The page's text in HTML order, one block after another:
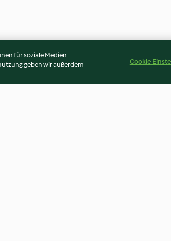
für soziale Medien
geben wir außerdem
Cookie